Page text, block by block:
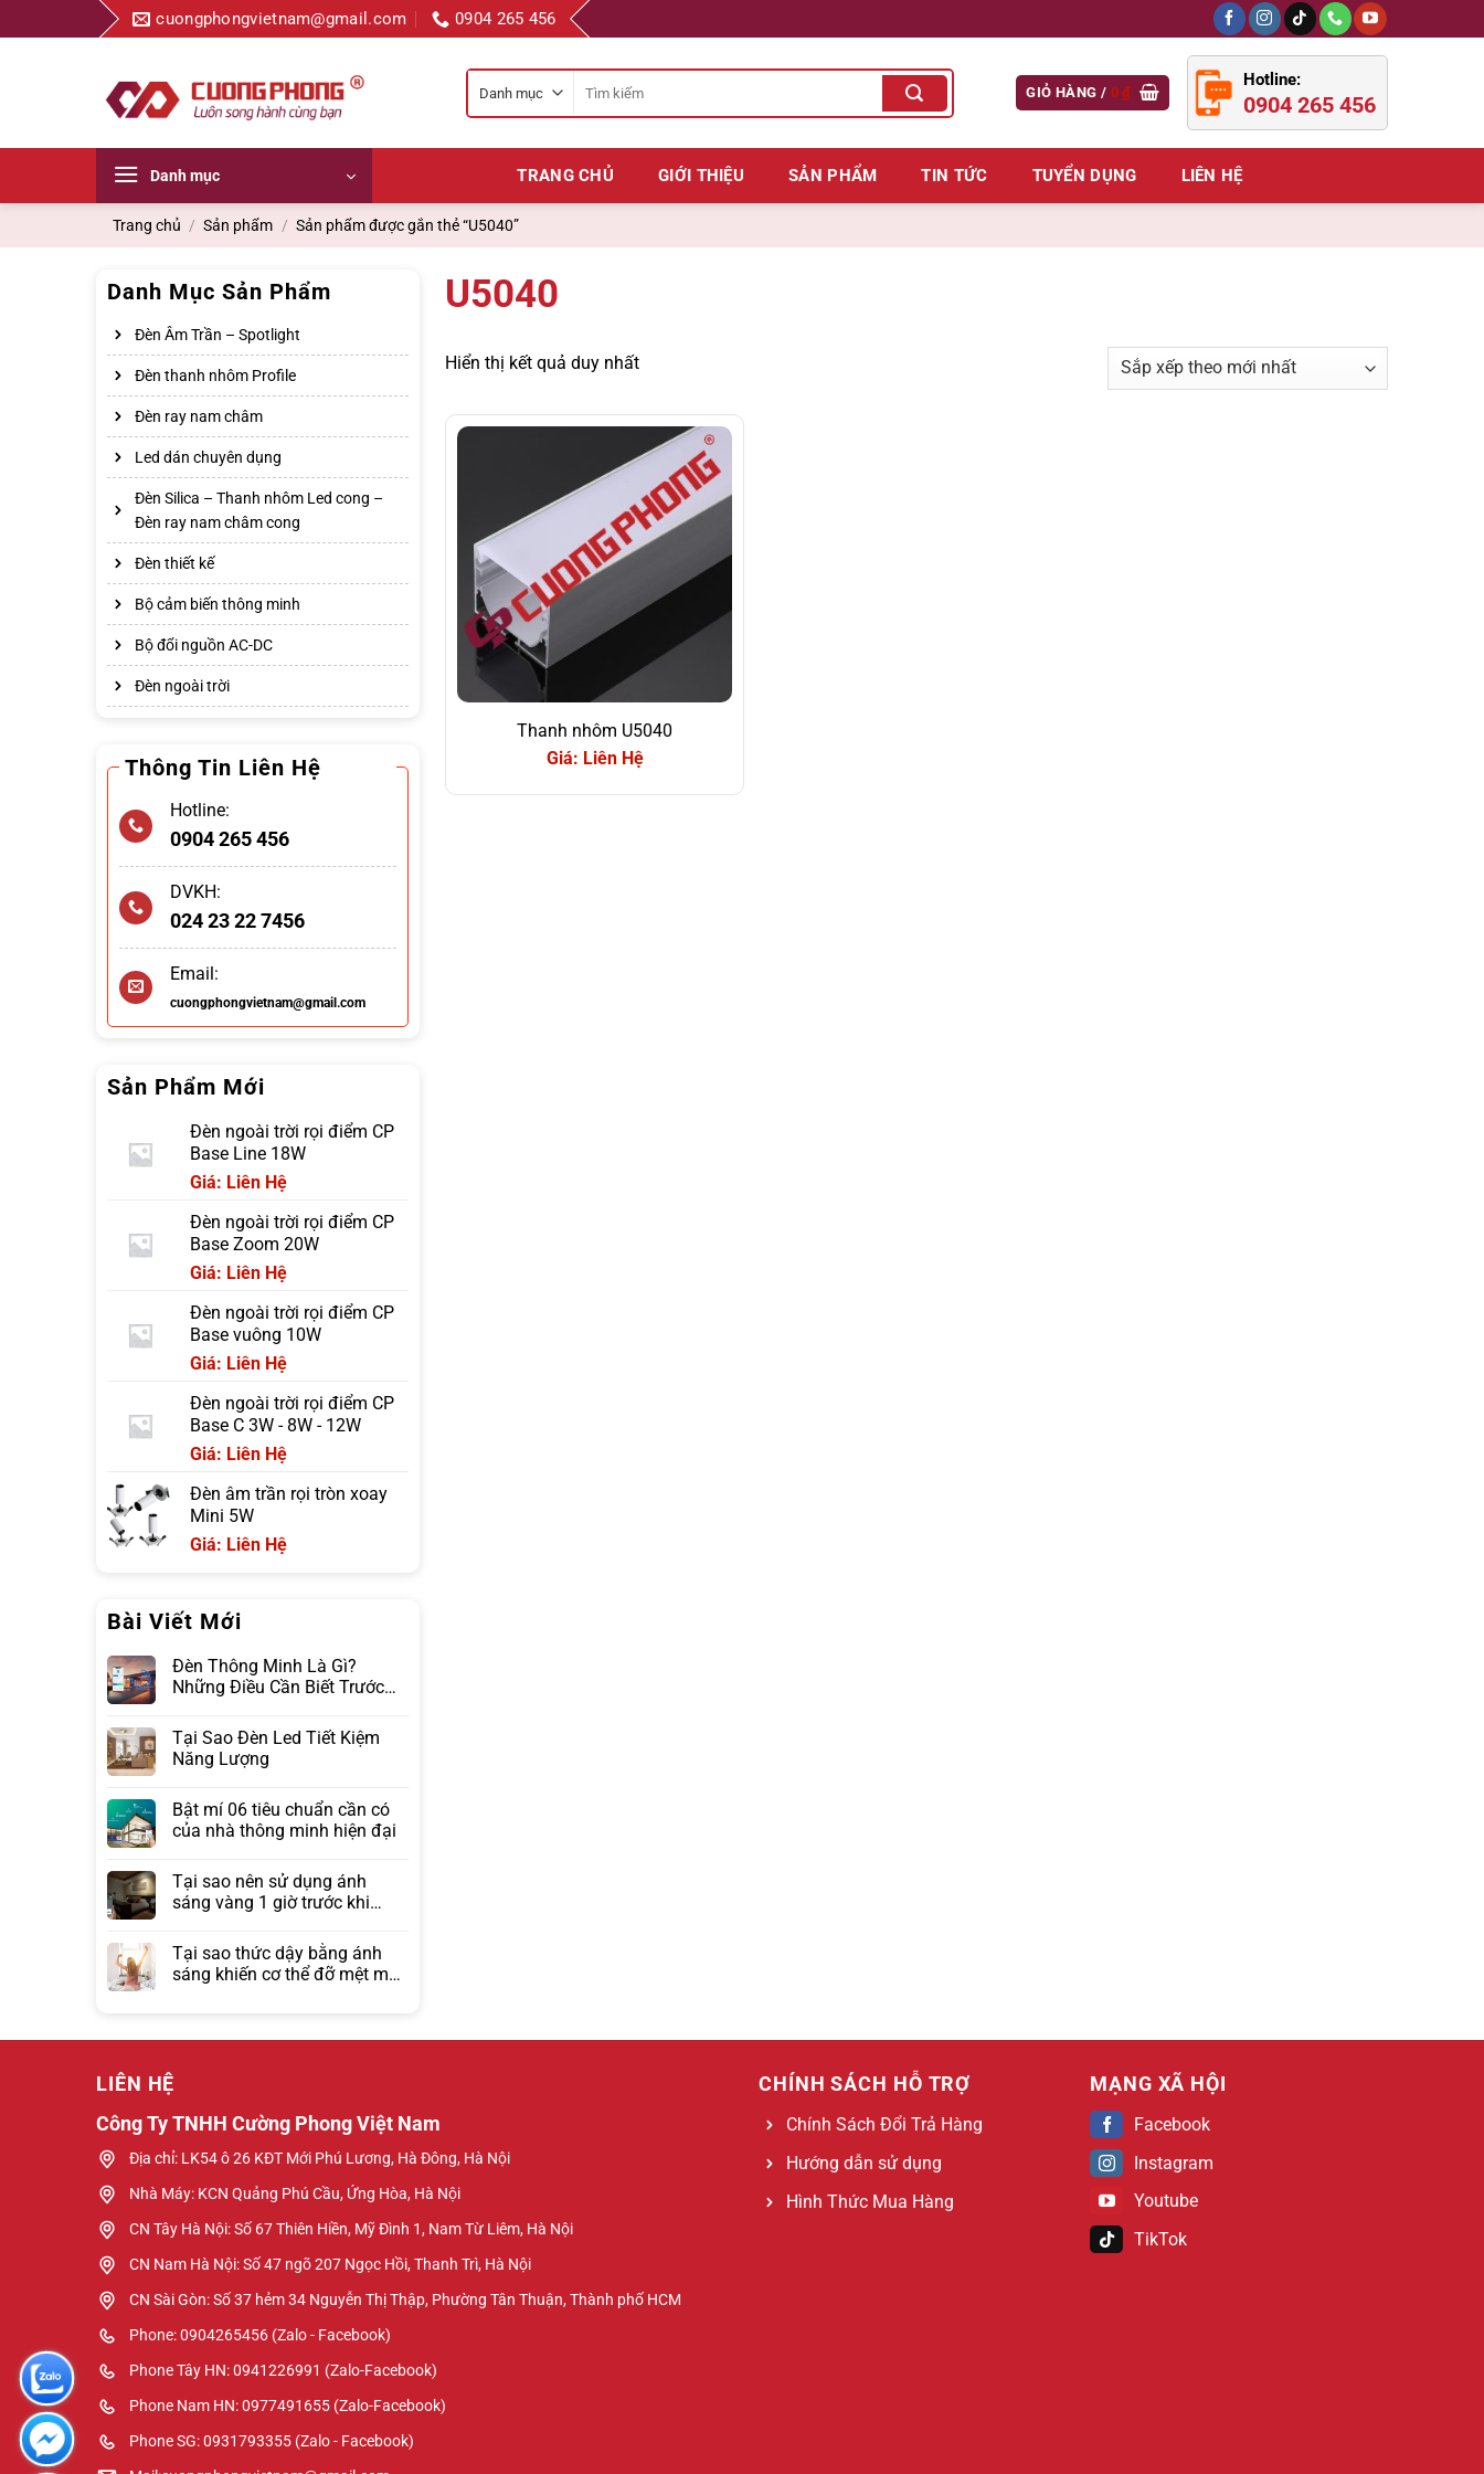
qua
cuongphongvietnam@gmail.com 0904 265 456
kiếm
cho:
GIỎ HÀNG / 0₫
Hotline:
0904 265 456
Danh mục TRANG CHỦ GIỚI THIỆU SẢN PHẨM TIN TỨC TUYỂN DỤNG LIÊN HỆ
Trang chủ / Sản phẩm / Sản phẩm được gắn thẻ “U5040”
Danh Mục Sản Phẩm
Đèn Âm Trần – Spotlight
Đèn thanh nhôm Profile
Đèn ray nam châm
Led dán chuyên dụng
Đèn Silica – Thanh nhôm Led cong –
Đèn ray nam châm cong
Đèn thiết kế
Bộ cảm biến thông minh
Bộ đổi nguồn AC-DC
Đèn ngoài trời
Thông Tin Liên Hệ
Hotline:
0904 265 456
DVKH:
024 23 22 7456
Email:
cuongphongvietnam@gmail.com
Sản Phẩm Mới
Đèn ngoài trời rọi điểm CP
Base Line 18W
Giá: Liên Hệ
Đèn ngoài trời rọi điểm CP
Base Zoom 20W
Giá: Liên Hệ
Đèn ngoài trời rọi điểm CP
Base vuông 10W
Giá: Liên Hệ
Đèn ngoài trời rọi điểm CP
Base C 3W - 8W - 12W
Giá: Liên Hệ
Đèn âm trần rọi tròn xoay
Mini 5W
Giá: Liên Hệ
Bài Viết Mới
Đèn Thông Minh Là Gì?
Những Điều Cần Biết Trước
Tại Sao Đèn Led Tiết Kiệm
Năng Lượng
Bật mí 06 tiêu chuẩn cần có
của nhà thông minh hiện đại
Tại sao nên sử dụng ánh
sáng vàng 1 giờ trước khi
Tại sao thức dậy bằng ánh
sáng khiến cơ thể đỡ mệt mỏi
U5040
Hiển thị kết quả duy nhất
Thanh nhôm U5040
Giá: Liên Hệ
LIÊN HỆ
Công Ty TNHH Cường Phong Việt Nam
Địa chỉ: LK54 ô 26 KĐT Mới Phú Lương, Hà Đông, Hà Nội
Nhà Máy: KCN Quảng Phú Cầu, Ứng Hòa, Hà Nội
CN Tây Hà Nội: Số 67 Thiên Hiền, Mỹ Đình 1, Nam Từ Liêm, Hà Nội
CN Nam Hà Nội: Số 47 ngõ 207 Ngọc Hồi, Thanh Trì, Hà Nội
CN Sài Gòn: Số 37 hẻm 34 Nguyễn Thị Thập, Phường Tân Thuận, Thành phố HCM
Phone: 0904265456 (Zalo - Facebook)
Phone Tây HN: 0941226991 (Zalo-Facebook)
Phone Nam HN: 0977491655 (Zalo-Facebook)
Phone SG: 0931793355 (Zalo - Facebook)
CHÍNH SÁCH HỖ TRỢ
Chính Sách Đổi Trả Hàng
Hướng dẫn sử dụng
Hình Thức Mua Hàng
MẠNG XÃ HỘI
Facebook
Instagram
Youtube
TikTok